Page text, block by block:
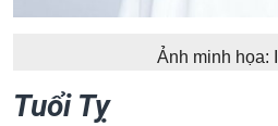
Ảnh minh họa:
Tuổi Tỵ